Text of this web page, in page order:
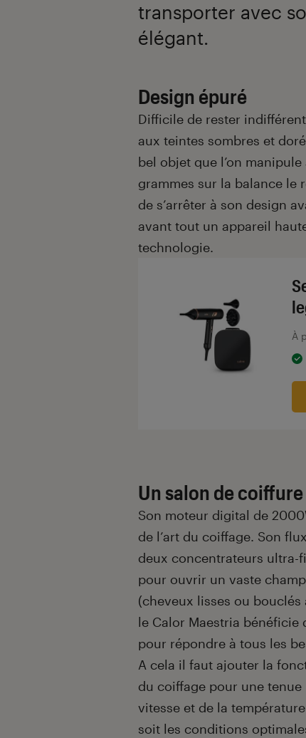
transporter avec
élégant.
Design épuré
Difficile de rester
aux teintes sombres et
bel objet que l’on
grammes sur la balance le
de s’arrêter à son design
avant tout un appareil
technologie.
À
Un salon de
Son moteur digital de
de l’art du coiffage. Son
deux concentrateurs ultra-
pour ouvrir un vaste
(cheveux lisses ou
le Calor Maestria bénéficie
pour répondre à tous les
A cela il faut ajouter la
du coiffage pour une
vitesse et de la
soit les conditions